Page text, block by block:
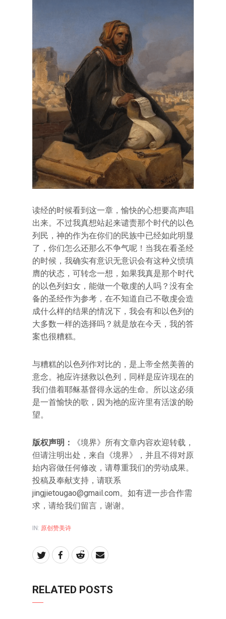
读经的时候看到这一章，愉快的心想要高声唱
出来。不过我真想站起来谴责那个时代的以色
列民，神的作为在你们的民族中已经如此明显
了，你们怎么还那么不争气呢！当我在看圣经
的时候，我确实有意识无意识会有这种义愤填
膺的状态，可转念一想，如果我真是那个时代
的以色列妇女，能做一个敬虔的人吗？没有全
备的圣经作为参考，在不知道自己不敬虔会造
成什么样的结果的情况下，我会有和以色列的
大多数一样的选择吗？就是放在今天，我的答
案也很糟糕。
与糟糕的以色列作对比的，是上帝全然美善的
意念。祂应许拯救以色列，同样是应许现在的
我们借着耶稣基督得永远的生命。所以这必须
是一首愉快的歌，因为祂的应许里有活泼的盼
望。
版权声明：
《境界》所有文章内容欢迎转载，
但请注明出处，来自《境界》，并且不得对原
始内容做任何修改，请尊重我们的劳动成果。
投稿及奉献支持，请联系
jingjietougao@gmail.com。如有进一步合作需
求，请给我们留言，谢谢。
IN: 原创赞美诗
RELATED POSTS